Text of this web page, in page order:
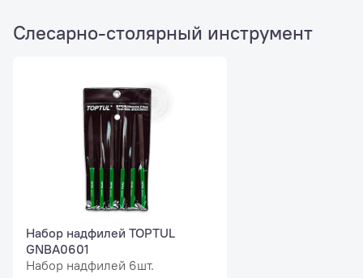
Слесарно-столярный инструмент
Набор надфилей TOPTUL
GNBA0601
Набор надфилей 6шт.